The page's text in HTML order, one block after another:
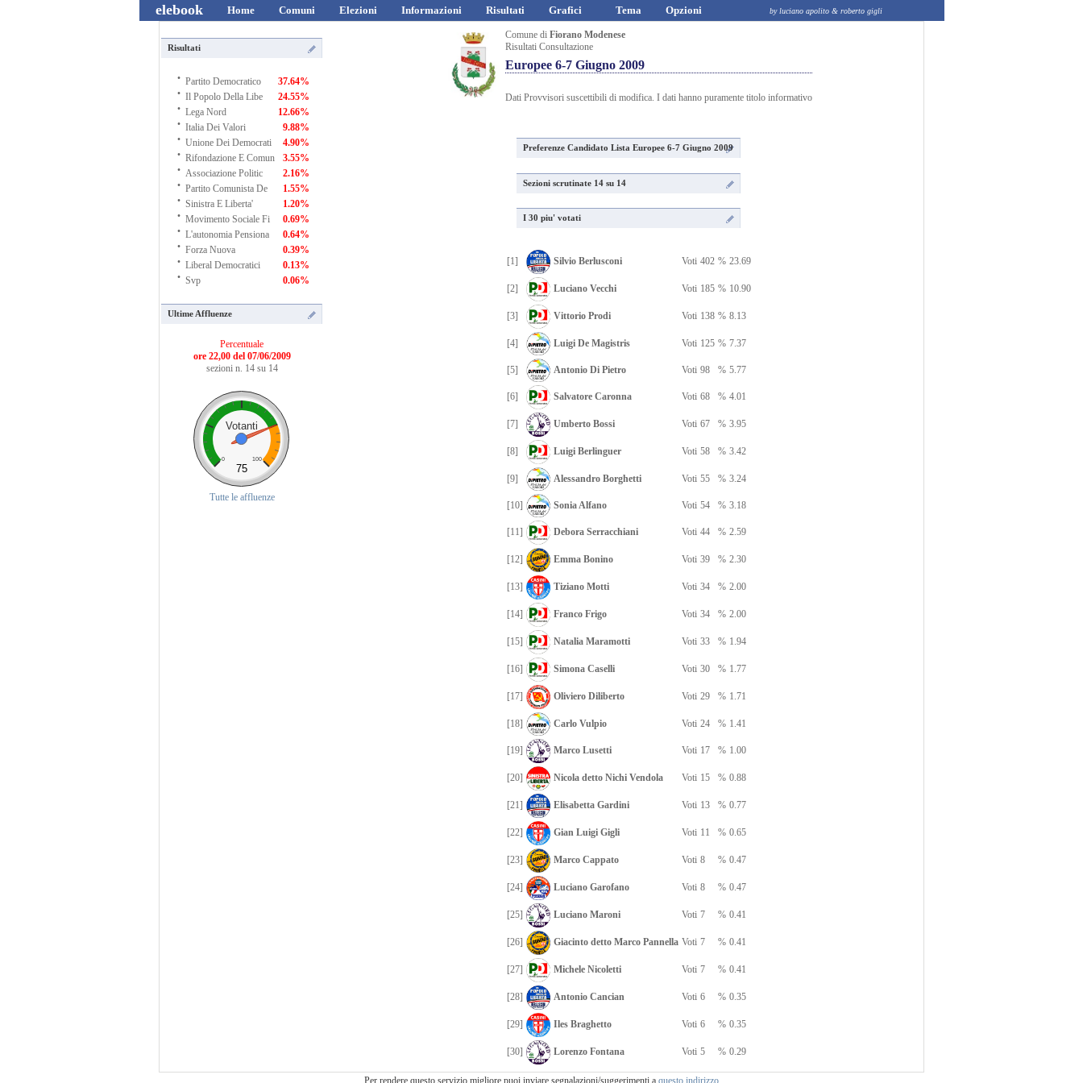
elebook Home Comuni Elezioni Informazioni Risultati Grafici Tema Opzioni by luciano apolito & roberto gigli
Risultati
· Partito Democratico 37.64%
· Il Popolo Della Libe 24.55%
· Lega Nord 12.66%
· Italia Dei Valori 9.88%
· Unione Dei Democrati 4.90%
· Rifondazione E Comun 3.55%
· Associazione Politic 2.16%
· Partito Comunista De 1.55%
· Sinistra E Liberta' 1.20%
· Movimento Sociale Fi 0.69%
· L'autonomia Pensiona 0.64%
· Forza Nuova 0.39%
· Liberal Democratici 0.13%
· Svp 0.06%
Ultime Affluenze
Percentuale
ore 22,00 del 07/06/2009
sezioni n. 14 su 14
Votanti
0 100
75
Tutte le affluenze
Comune di Fiorano Modenese
Risultati Consultazione
Europee 6-7 Giugno 2009
Dati Provvisori suscettibili di modifica. I dati hanno puramente titolo informativo
Preferenze Candidato Lista Europee 6-7 Giugno 2009
Sezioni scrutinate 14 su 14
I 30 piu' votati
[1] Silvio Berlusconi Voti 402 % 23.69
[2] Luciano Vecchi Voti 185 % 10.90
[3] Vittorio Prodi Voti 138 % 8.13
[4] Luigi De Magistris Voti 125 % 7.37
[5] Antonio Di Pietro Voti 98 % 5.77
[6] Salvatore Caronna Voti 68 % 4.01
[7] Umberto Bossi Voti 67 % 3.95
[8] Luigi Berlinguer Voti 58 % 3.42
[9] Alessandro Borghetti Voti 55 % 3.24
[10] Sonia Alfano Voti 54 % 3.18
[11] Debora Serracchiani Voti 44 % 2.59
[12] Emma Bonino Voti 39 % 2.30
[13] Tiziano Motti Voti 34 % 2.00
[14] Franco Frigo Voti 34 % 2.00
[15] Natalia Maramotti Voti 33 % 1.94
[16] Simona Caselli Voti 30 % 1.77
[17] Oliviero Diliberto Voti 29 % 1.71
[18] Carlo Vulpio Voti 24 % 1.41
[19] Marco Lusetti Voti 17 % 1.00
[20] Nicola detto Nichi Vendola Voti 15 % 0.88
[21] Elisabetta Gardini Voti 13 % 0.77
[22] Gian Luigi Gigli Voti 11 % 0.65
[23] Marco Cappato Voti 8 % 0.47
[24] Luciano Garofano Voti 8 % 0.47
[25] Luciano Maroni Voti 7 % 0.41
[26] Giacinto detto Marco Pannella Voti 7 % 0.41
[27] Michele Nicoletti Voti 7 % 0.41
[28] Antonio Cancian Voti 6 % 0.35
[29] Iles Braghetto Voti 6 % 0.35
[30] Lorenzo Fontana Voti 5 % 0.29
Per rendere questo servizio migliore puoi inviare segnalazioni/suggerimenti a questo indirizzo